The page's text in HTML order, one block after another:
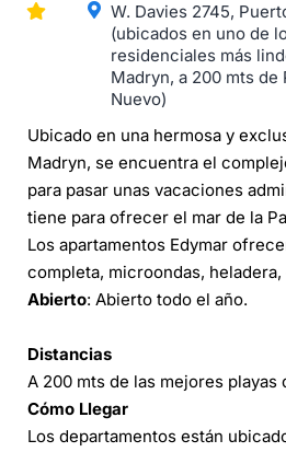
W. Davies 2745,
(ubicados en uno de
residenciales más
Madryn, a 200 mts de
Nuevo)
Ubicado en una hermosa y
Madryn, se encuentra el
para pasar unas vacaciones
tiene para ofrecer el mar de la
Los apartamentos Edymar
completa, microondas,
Abierto: Abierto todo el año.
Distancias
A 200 mts de las mejores playas
Cómo Llegar
Los departamentos están